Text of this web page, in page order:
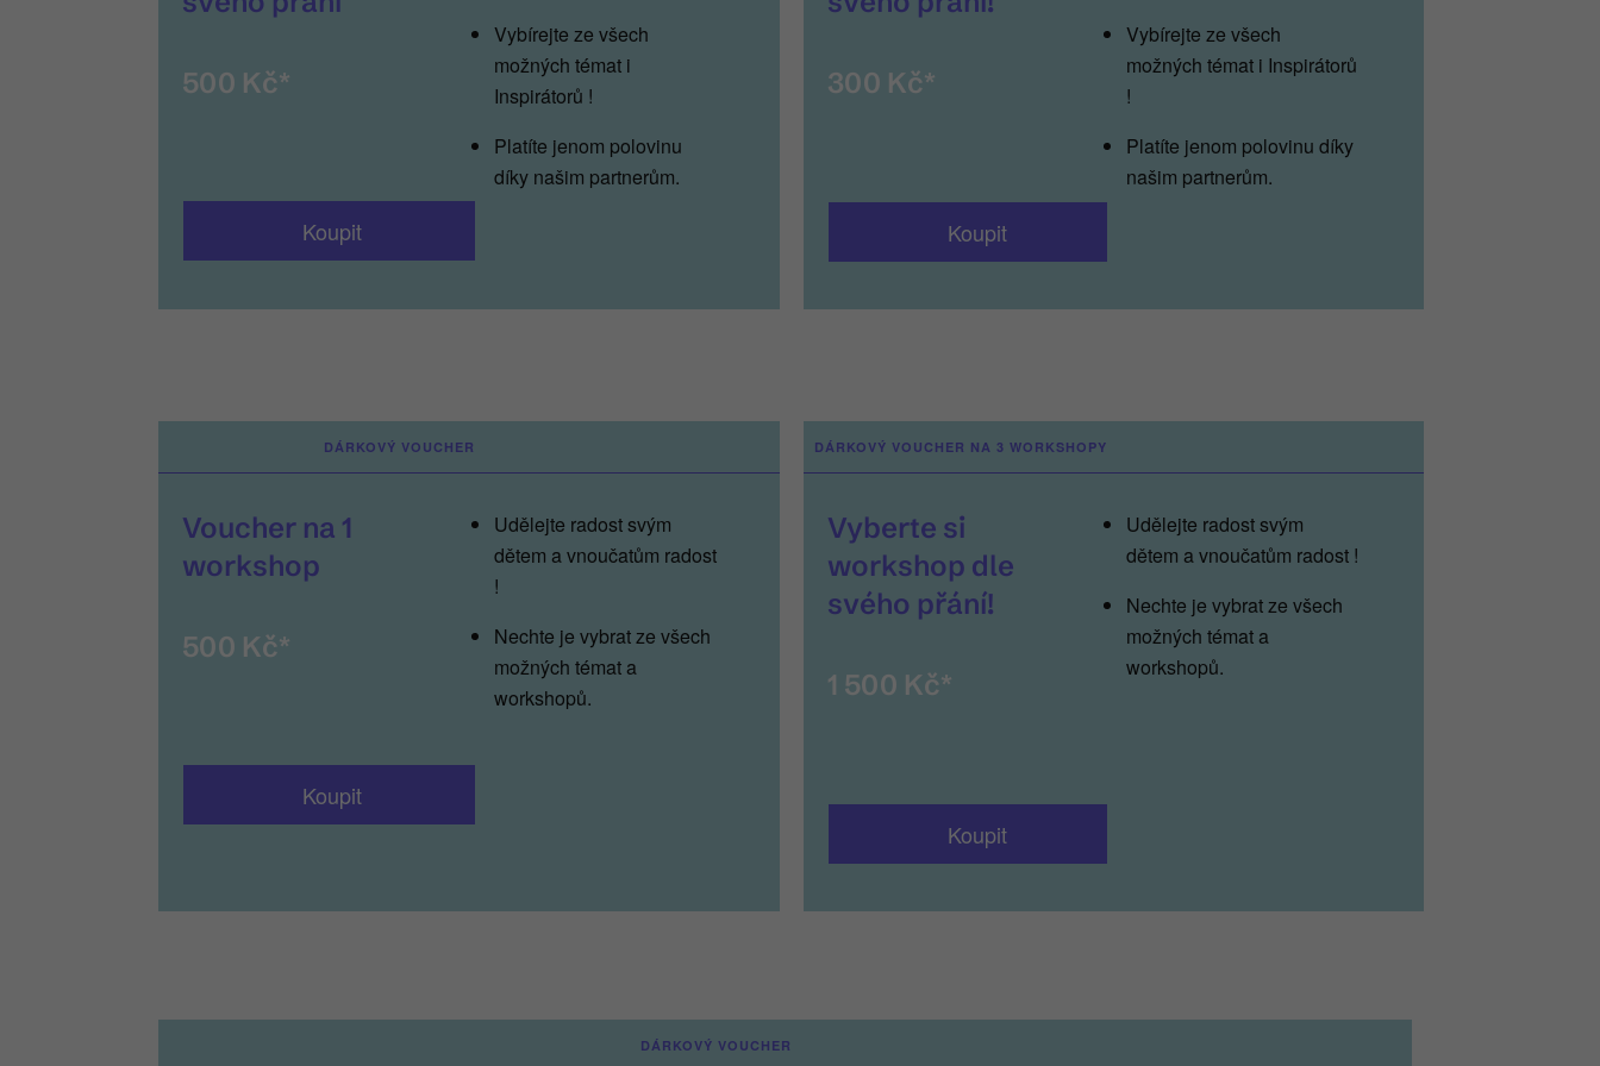
500 Kč*
Koupit
Vybírejte ze všech
možných témat i
Inspirátorů !
Platíte jenom polovinu
díky našim partnerům.
300 Kč*
Koupit
Vybírejte ze všech
možných témat i Inspirátorů
!
Platíte jenom polovinu díky
našim partnerům.
DÁRKOVÝ VOUCHER
Voucher na 1
workshop
500 Kč*
Koupit
Udělejte radost svým
dětem a vnoučatům radost
!
Nechte je vybrat ze všech
možných témat a
workshopů.
DÁRKOVÝ VOUCHER NA 3 WORKSHOPY
Vyberte si
workshop dle
svého přání!
1 500 Kč*
Koupit
Udělejte radost svým
dětem a vnoučatům radost !
Nechte je vybrat ze všech
možných témat a
workshopů.
DÁRKOVÝ VOUCHER